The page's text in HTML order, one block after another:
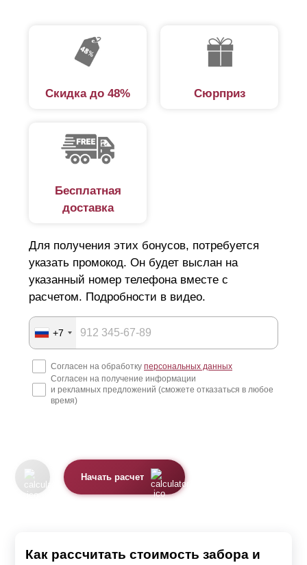
Скидка до 48% Сюрприз
Бесплатная
доставка
Для получения этих бонусов, потребуется
указать промокод. Он будет выслан на
указанный номер телефона вместе с
расчетом. Подробности в видео.
+7
Согласен на обработку персональных данных
Согласен на получение информации
и рекламных предложений (сможете отказаться в любое
время)
Начать расчет
Как рассчитать стоимость забора и